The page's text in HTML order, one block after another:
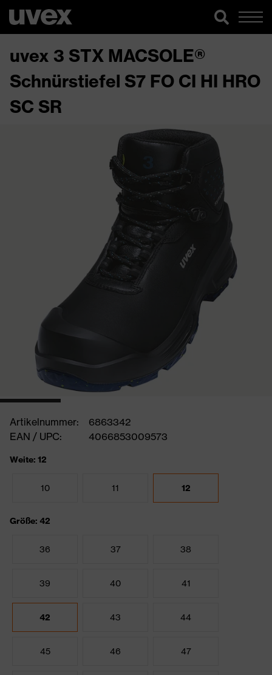
uvex 3 STX MACSOLE®
Schnürstiefel S7 FO CI HI HRO
SC SR
Artikelnummer:
6863342
EAN / UPC:
4066853009573
Weite: 12
10 11 12
Größe: 42
36 37 38
39 40 41
42 43 44
45 46 47